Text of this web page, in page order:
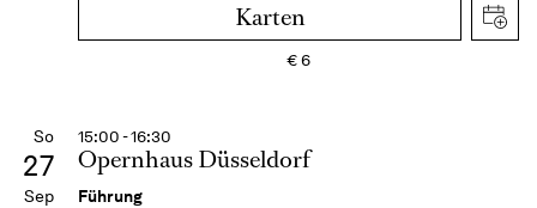
Karten
€6
So
27
Sep
15:00 - 16:30
Opernhaus Düsseldorf
Führung